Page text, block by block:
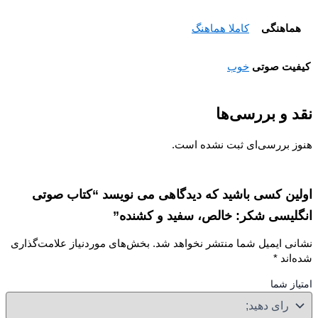
کاملا هماهنگ
صوتی خوب
و بررسی‌ها
بررسی‌ای ثبت نشده است.
کسی باشید که دیدگاهی می نویسد “کتاب صوتی
شکر: خالص، سفید و کشنده”
ایمیل شما منتشر نخواهد شد. بخش‌های موردنیاز علامت‌گذاری
*
شما